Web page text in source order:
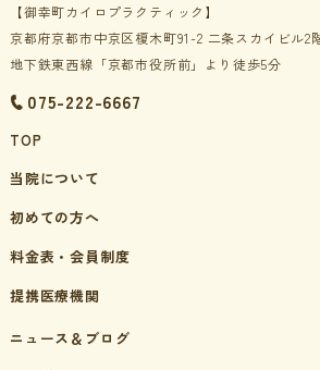
【御幸町カイロプラクティック】
京都府京都市中京区榎木町91-2 二条スカイビル2
地下鉄東西線「京都市役所前」より徒歩5分
075-222-6667
TOP
当院について
初めての方へ
料金表・会員制度
提携医療機関
ニュース＆ブログ